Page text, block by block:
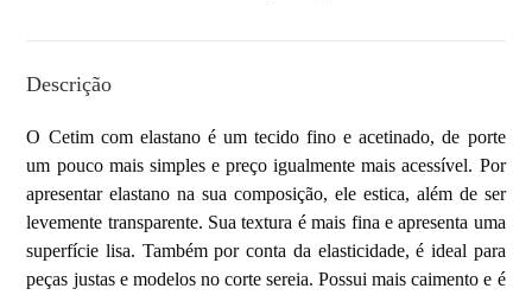
Descrição
O Cetim com elastano é um tecido fino e acetinado, de porte
um pouco mais simples e preço igualmente mais acessível. Por
apresentar elastano na sua composição, ele estica, além de ser
levemente transparente. Sua textura é mais fina e apresenta uma
superfície lisa. Também por conta da elasticidade, é ideal para
peças justas e modelos no corte sereia. Possui mais caimento e é